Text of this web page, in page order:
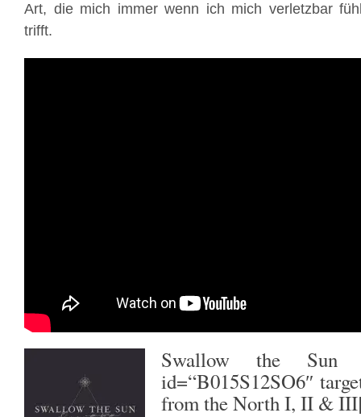
Art, die mich immer wenn ich mich verletzbar
trifft.
Swallow the Sun–
id=“B015S12SO6″
from the North I, II &